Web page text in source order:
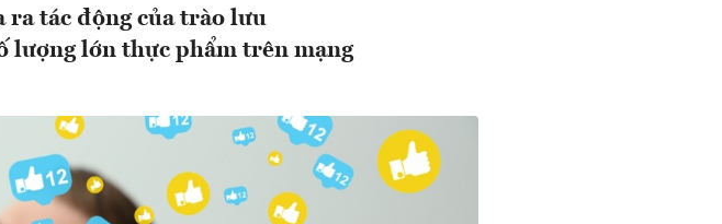
tác động của trào lưu
lượng lớn thực phẩm trên mạng